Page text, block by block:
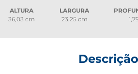
ALTURA
36,03 cm
LARGURA
23,25 cm
Descrição